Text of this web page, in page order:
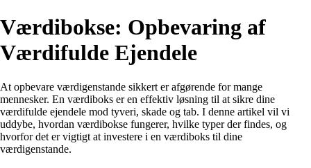
Værdibokse: Opbevaring af
Værdifulde Ejendele
At opbevare værdigenstande sikkert er afgørende for mange
mennesker. En værdiboks er en effektiv løsning til at sikre dine
værdifulde ejendele mod tyveri, skade og tab. I denne artikel vil vi
uddybe, hvordan værdibokse fungerer, hvilke typer der findes, og
hvorfor det er vigtigt at investere i en værdiboks til dine
værdigenstande.